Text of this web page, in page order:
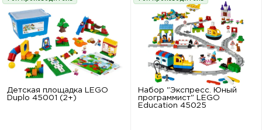
Детская площадка LEGO
Duplo 45001 (2+)
Набор "Экспресс. Юный
программист" LEGO
Education 45025